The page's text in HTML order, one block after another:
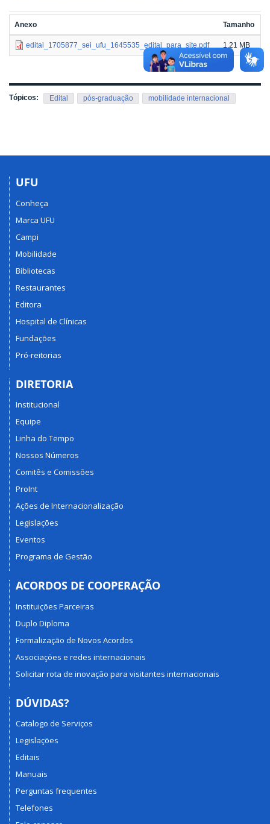
Anexo Tamanho
edital_1705877_sei_ufu_1645535_edital_para_site.pdf 1.21 MB
Tópicos: Edital pós-graduação mobilidade internacional
UFU
Conheça
Marca UFU
Campi
Mobilidade
Bibliotecas
Restaurantes
Editora
Hospital de Clínicas
Fundações
Pró-reitorias
DIRETORIA
Institucional
Equipe
Linha do Tempo
Nossos Números
Comitês e Comissões
ProInt
Ações de Internacionalização
Legislações
Eventos
Programa de Gestão
ACORDOS DE COOPERAÇÃO
Instituições Parceiras
Duplo Diploma
Formalização de Novos Acordos
Associações e redes internacionais
Solicitar rota de inovação para visitantes internacionais
DÚVIDAS?
Catalogo de Serviços
Legislações
Editais
Manuais
Perguntas frequentes
Telefones